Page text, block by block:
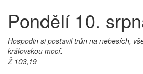
Pondělí 10.
Hospodin si postavil trůn na nebesích,
královskou mocí.
Ž 103,19